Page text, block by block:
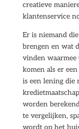
creatieve
klantenservice
Er is niemand
brengen en wat
vinden waarmee
komen als er
is een lening
worden
te vergelijken,
wordt op het